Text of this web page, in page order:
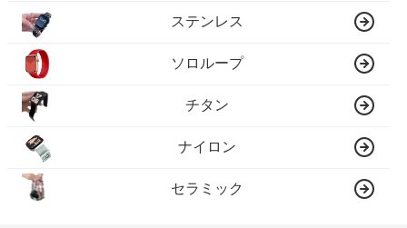
ステンレス
ソロループ
チタン
ナイロン
セラミック